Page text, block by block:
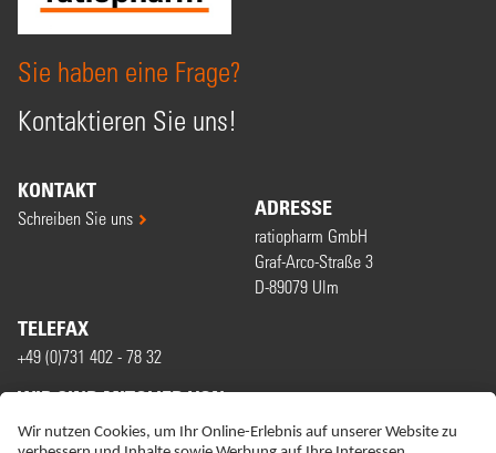
Sie haben eine Frage?
Kontaktieren Sie uns!
KONTAKT
Schreiben Sie uns ADRESSE
ratiopharm GmbH
Graf-Arco-Straße 3
D-89079 Ulm
TELEFAX
+49 (0)731 402 - 78 32
WIR SIND MITGLIED VON